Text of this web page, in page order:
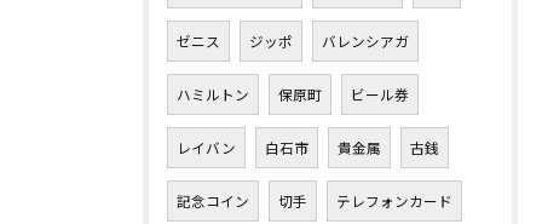
ゼニス ジッポ バレンシアガ
ハミルトン 保原町 ビール券
レイバン 白石市 貴金属 古銭
記念コイン 切手 テレフォンカード